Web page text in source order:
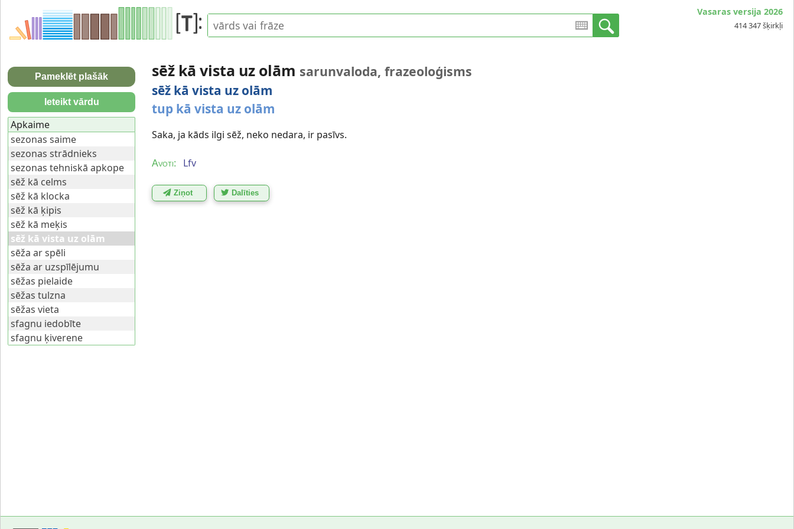
Vasaras versija 2026
414 347 šķirkļi
sēž kā vista uz olām sarunvaloda, frazeoloģisms
sēž kā vista uz olām
tup kā vista uz olām
Saka, ja kāds ilgi sēž, neko nedara, ir pasīvs.
Avoti: Lfv
Ziņot Dalīties
Pameklēt plašāk
Ieteikt vārdu
Apkaime
sezonas saime
sezonas strādnieks
sezonas tehniskā apkope
sēž kā celms
sēž kā klocka
sēž kā ķipis
sēž kā meķis
sēž kā vista uz olām
sēža ar spēli
sēža ar uzspīlējumu
sēžas pielaide
sēžas tulzna
sēžas vieta
sfagnu iedobīte
sfagnu ķiverene